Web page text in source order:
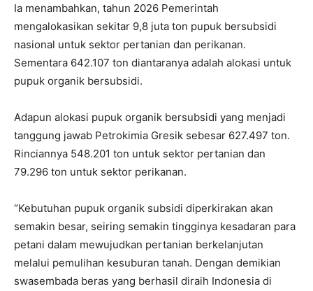
Ia menambahkan, tahun 2026 Pemerintah
mengalokasikan sekitar 9,8 juta ton pupuk bersubsidi
nasional untuk sektor pertanian dan perikanan.
Sementara 642.107 ton diantaranya adalah alokasi untuk
pupuk organik bersubsidi.
Adapun alokasi pupuk organik bersubsidi yang menjadi
tanggung jawab Petrokimia Gresik sebesar 627.497 ton.
Rinciannya 548.201 ton untuk sektor pertanian dan
79.296 ton untuk sektor perikanan.
“Kebutuhan pupuk organik subsidi diperkirakan akan
semakin besar, seiring semakin tingginya kesadaran para
petani dalam mewujudkan pertanian berkelanjutan
melalui pemulihan kesuburan tanah. Dengan demikian
swasembada beras yang berhasil diraih Indonesia di